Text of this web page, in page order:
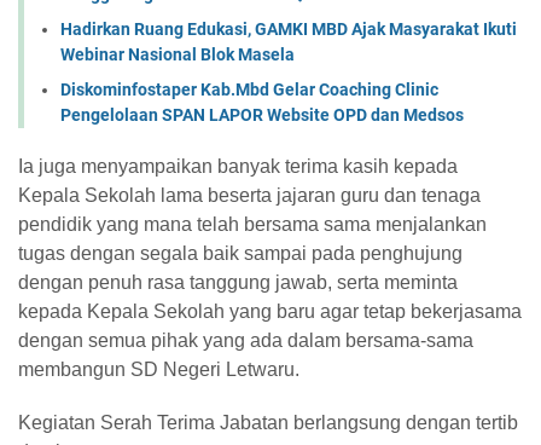
Hadirkan Ruang Edukasi, GAMKI MBD Ajak Masyarakat Ikuti
Webinar Nasional Blok Masela
Diskominfostaper Kab.Mbd Gelar Coaching Clinic
Pengelolaan SPAN LAPOR Website OPD dan Medsos
Ia juga menyampaikan banyak terima kasih kepada
Kepala Sekolah lama beserta jajaran guru dan tenaga
pendidik yang mana telah bersama sama menjalankan
tugas dengan segala baik sampai pada penghujung
dengan penuh rasa tanggung jawab, serta meminta
kepada Kepala Sekolah yang baru agar tetap bekerjasama
dengan semua pihak yang ada dalam bersama-sama
membangun SD Negeri Letwaru.
Kegiatan Serah Terima Jabatan berlangsung dengan tertib